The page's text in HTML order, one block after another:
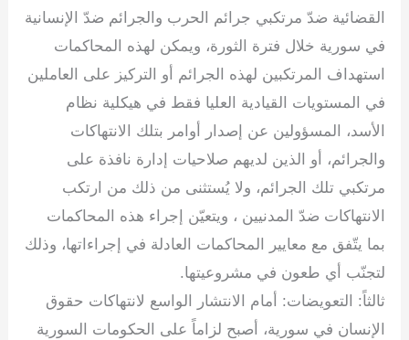
القضائية ضدّ مرتكبي جرائم الحرب والجرائم ضدّ الإنسانية
في سورية خلال فترة الثورة، ويمكن لهذه المحاكمات
استهداف المرتكبين لهذه الجرائم أو التركيز على العاملين
في المستويات القيادية العليا فقط في هيكلية نظام
الأسد، المسؤولين عن إصدار أوامر بتلك الانتهاكات
والجرائم، أو الذين لديهم صلاحيات إدارة نافذة على
مرتكبي تلك الجرائم، ولا يُستثنى من ذلك من ارتكب
الانتهاكات ضدّ المدنيين ، ويتعيّن إجراء هذه المحاكمات
بما يتّفق مع معايير المحاكمات العادلة في إجراءاتها، وذلك
لتجنّب أي طعون في مشروعيتها.
ثالثاً: التعويضات: أمام الانتشار الواسع لانتهاكات حقوق
الإنسان في سورية، أصبح لزاماً على الحكومات السورية